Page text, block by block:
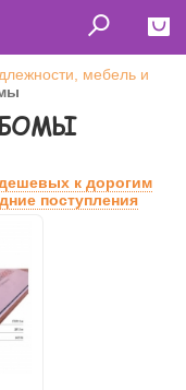
мебель и
к дорогим
поступления